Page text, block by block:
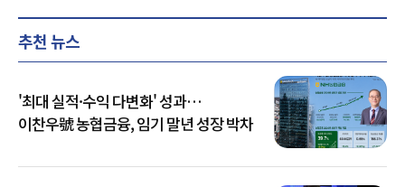
추천 뉴스
'최대 실적·수익 다변화' 성과…
이찬우號 농협금융, 임기 말년 성장 박차